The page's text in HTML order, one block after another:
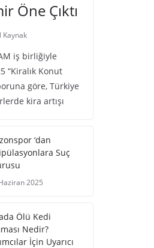
Öne Çıktı
Kaynak
iş birliğiyle
“Kiralık Konut
göre, Türkiye
kira artışı
‘dan
Suç
2025
Ölü Kedi
Nedir?
İçin Uyarıcı